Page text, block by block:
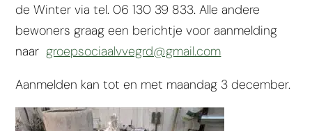
de Winter via tel. 06 130 39 833. Alle andere
bewoners graag een berichtje voor aanmelding
naar groepsociaalvvegrd@gmail.com
Aanmelden kan tot en met maandag 3 december.